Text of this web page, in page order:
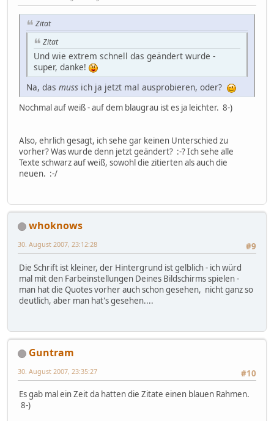
Zitat
Zitat
Und wie extrem schnell das geändert wurde -
super, danke!
Na, das muss ich ja jetzt mal ausprobieren, oder?
Nochmal auf weiß - auf dem blaugrau ist es ja leichter. 8-)
Also, ehrlich gesagt, ich sehe gar keinen Unterschied zu
vorher? Was wurde denn jetzt geändert? :-? Ich sehe alle
Texte schwarz auf weiß, sowohl die zitierten als auch die
neuen. :-/
whoknows
#9
30. August 2007, 23:12:28
Die Schrift ist kleiner, der Hintergrund ist gelblich - ich würd
mal mit den Farbeinstellungen Deines Bildschirms spielen -
man hat die Quotes vorher auch schon gesehen, nicht ganz so
deutlich, aber man hat's gesehen....
Guntram
#10
30. August 2007, 23:35:27
Es gab mal ein Zeit da hatten die Zitate einen blauen Rahmen.
8-)